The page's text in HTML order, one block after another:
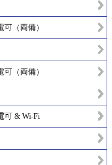
（両備）
（両備）
可 & Wi-Fi